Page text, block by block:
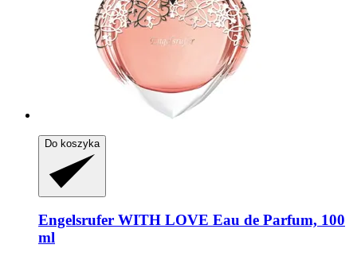
Do koszyka
Engelsrufer WITH LOVE Eau de Parfum, 100
ml